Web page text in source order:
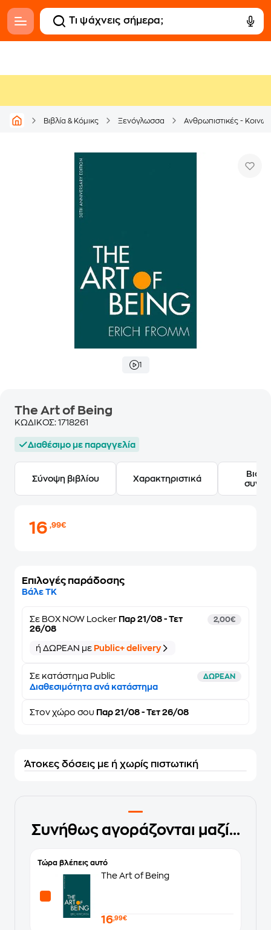
Βιβλία & Κόμικς Ξενόγλωσσα Ανθρωπιστικές -
1
The Art of Being
ΚΩΔΙΚΟΣ: 1718261
Διαθέσιμο με παραγγελία
Σύνοψη βιβλίου Χαρακτηριστικά
16,99€
Επιλογές παράδοσης
Βάλε ΤΚ
Σε BOX NOW Locker Παρ 21/08 - Τετ
26/08
2,00€
ή ΔΩΡΕΑΝ με Public+ delivery
Σε κατάστημα Public ΔΩΡΕΑΝ
Διαθεσιμότητα ανά κατάστημα
Στον χώρο σου Παρ 21/08 - Τετ 26/08
Άτοκες δόσεις με ή χωρίς πιστωτική
Συνήθως αγοράζονται μαζί...
Τώρα βλέπεις αυτό
The Art of Being
16,99€